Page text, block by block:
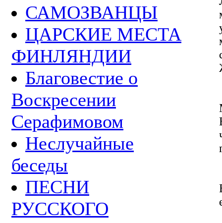
САМОЗВАНЦЫ
ЦАРСКИЕ МЕСТА
ФИНЛЯНДИИ
Благовестие о
Воскресении
Серафимовом
Неслучайные
беседы
ПЕСНИ
РУССКОГО